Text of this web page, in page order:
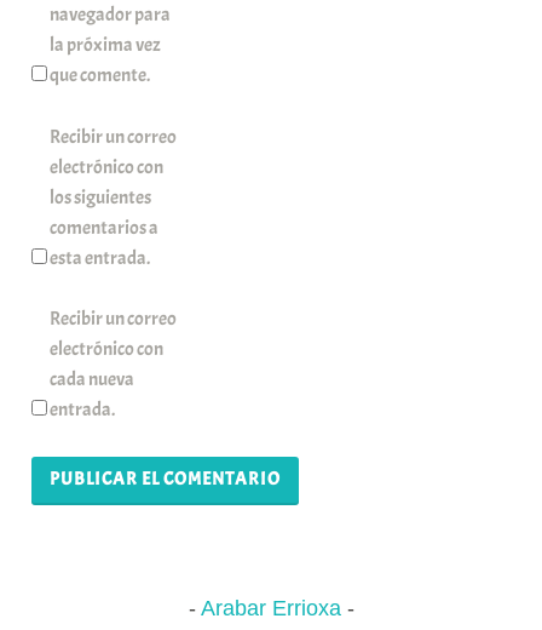
navegador para
la próxima vez
que comente.
Recibir un correo
electrónico con
los siguientes
comentarios a
esta entrada.
Recibir un correo
electrónico con
cada nueva
entrada.
Arabar Errioxa